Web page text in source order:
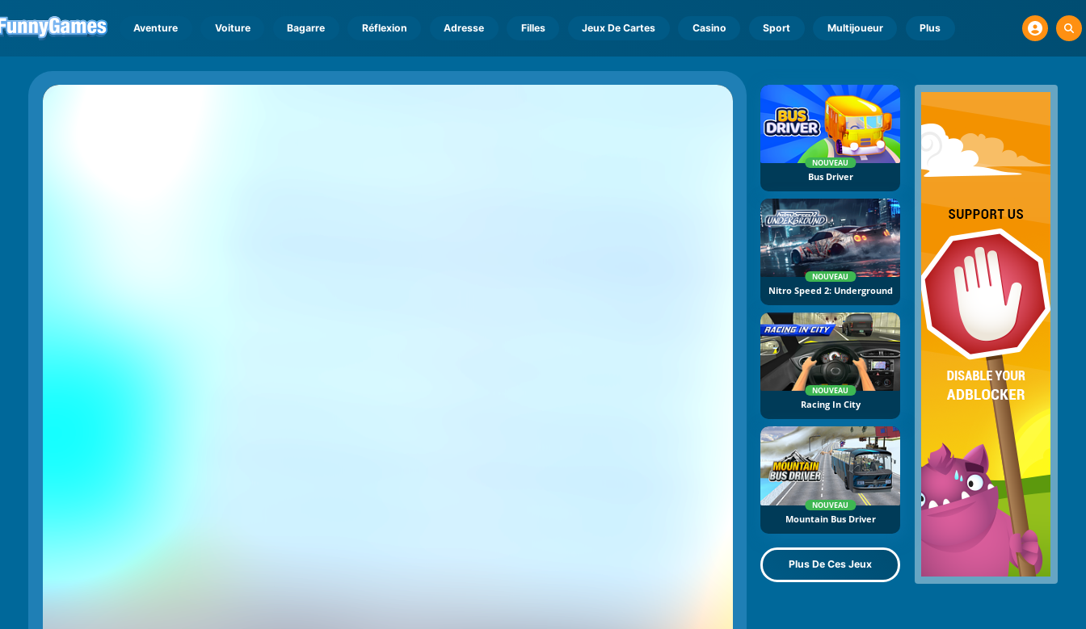
Aventure Voiture Bagarre Réflexion Adresse Filles Jeux De Cartes Casino Sport Multijoueur Plus
NOUVEAU
Bus Driver
NOUVEAU
Nitro Speed 2: Underground
NOUVEAU
Racing In City
NOUVEAU
Mountain Bus Driver
Plus De Ces Jeux